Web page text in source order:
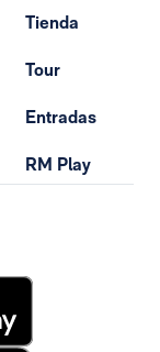
Tienda
Tour
Entradas
RM Play